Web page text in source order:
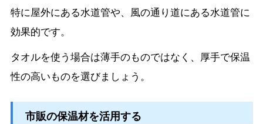
特に屋外にある水道管や、風の通り道にある水道管に
効果的です。
タオルを使う場合は薄手のものではなく、厚手で保温
性の高いものを選びましょう。
市販の保温材を活用する